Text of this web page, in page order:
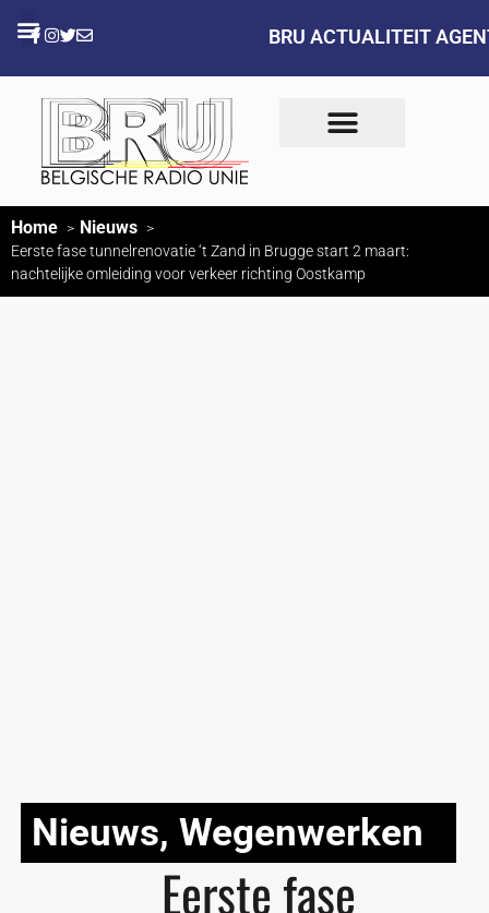
BRU ACTUALITEIT
Home Nieuws
Eerste fase tunnelrenovatie ‘t Zand in Brugge start 2 maart:
nachtelijke omleiding voor verkeer richting Oostkamp
Nieuws,Wegenwerken
Eerste fase